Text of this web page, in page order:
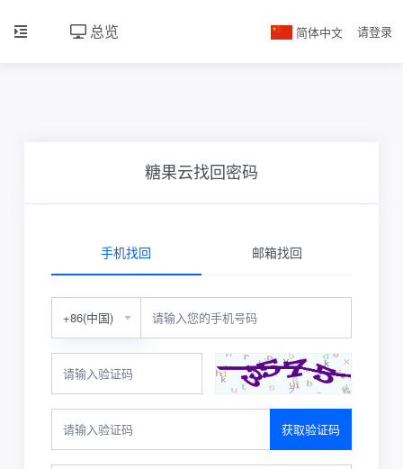
总览 简体中文 请登录
糖果云找回密码
手机找回 邮箱找回
获取验证码